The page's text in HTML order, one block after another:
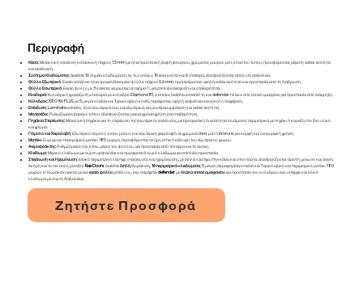
Περιγραφή
Κάσα: Μεταλλική ατσάλινη κατασκευή πάχους 1.5 mm με ηλεκτροστατική βαφή φούρνου, χρώματος μαύρου ματ, κλειστού τύπου, προσφέροντας μέγιστη ανθεκτικότητα
και αισθητική.
Σύστημα Κλειδώματος: Διαθέτει 16 σημεία κλειδώματος, εκ των οποίων 10 είναι κινητά και 6 σταθερά, εξασφαλίζοντας απόλυτη ασφάλεια.
Φύλλο Εξωτερικό: Ενιαίο ατσάλινο ηλεκτρογαλβανισμένο φύλλο πάχους 0.6 mm, προσφέροντας υψηλή ανθεκτικότητα και προστασία από τη διάβρωση.
Φύλλο Εσωτερικό: Ενιαίο φύλλο με 3 κάθετες νευρώσεις σε σχήμα Π, για επιπλέον ενίσχυση και σταθερότητα.
Κλειδαριά: Κυλινδρική γραναζωτή κλειδαριά με κύλινδρο Diamond B1, ο οποίος διαθέτει καταπέλτη και defender πλάκα από ατσαλομαγγάνιο για προστασία από διάρρηξη.
Κύλινδρος: ISEO R6 PLUS με 5 μικρά κλειδιά και 1 εργολαβικό κλειδί, παρέχοντας υψηλή ασφάλεια και εύκολη διαχείριση.
Επένδυση: Laminate επίπεδο, τόσο εσωτερικά όσο και εξωτερικά, για μοντέρνα εμφάνιση και ανθεκτικότητα.
Μεντεσέδες: Ρυθμιζόμενοι βαρέως τύπου, εξασφαλίζοντας μακροχρόνια χρήση και σταθερότητα.
Πηχάκια Στερέωσης: Μεταλλικά πηχάκια για τη στερέωση της εσωτερικής επένδυσης, με προαιρετική δυνατότητα ντυσίματος περιμετρικά με πηχάκι ή κορνίζα στο ίδιο υλικό
και χρώμα.
Πόμολο και Χειρολαβή: Εξωτερικό πόμολο τύπου μπουλ και εσωτερική χειρολαβή σε χρώματα inox ματ ή bronze, για κομψή και λειτουργική χρήση.
Ματάκι: Ευρυγώνιο πανοραμικό ματάκι 180 μοιρών, προσφέροντας πλήρη οπτική κάλυψη του εξωτερικού χώρου.
Ανεμοφράκτης: Ρυθμιζόμενος στο κάτω μέρος του φύλλου, για προστασία από τον αέρα και τη σκόνη.
Κλείδωμα: Μερικό κλείδωμα με σύρτη ασφαλείας και προαιρετικά ολικό κλείδωμα για επιπλέον προστασία.
Στεγάνωση και Ηχομόνωση: Ειδικό περιμετρικό λάστιχο στεγάνωσης και ηχομόνωσης, με διπλά λάστιχα στην κάσα και στην πόρτα, εξασφαλίζοντας άριστη μόνωση και άνεση.
Ακόμη και το πιο απλό μοντέλοNasDoors διαθέτειδιπλήθωράκιση, 16 περιμετρικά κλειδώματα, 5 μικρά σφραγισμένα κλειδιά και 1 εργολαβικό και περιμετρικό ματάκι 180
μοιρών. Η θωράκιση γίνεται με έναενιαίο φύλλομετάλλου, ενώ παρέχεταιdefenderμεπλάκα ατσαλομαγγανίουγια προστασία του κυλίνδρου ενώ υπάρχει και ολικό
κλείδωμα με σύρτη Ασφαλείας.
Ζητήστε Προσφορά